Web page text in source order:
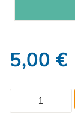
5,00 €